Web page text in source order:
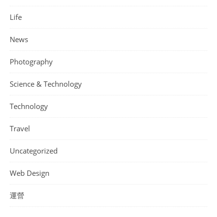
Life
News
Photography
Science & Technology
Technology
Travel
Uncategorized
Web Design
運營